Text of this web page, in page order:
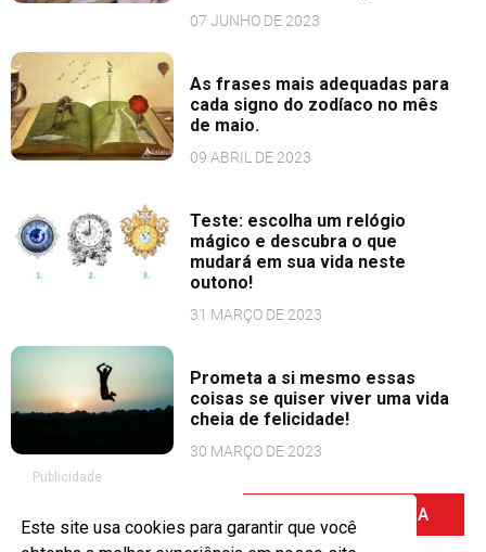
Este site usa cookies para garantir que você
07 JUNHO DE 2023
As frases mais adequadas para
cada signo do zodíaco no mês
de maio.
09 ABRIL DE 2023
Teste: escolha um relógio
mágico e descubra o que
mudará em sua vida neste
outono!
31 MARÇO DE 2023
Prometa a si mesmo essas
coisas se quiser viver uma vida
cheia de felicidade!
30 MARÇO DE 2023
PROSSIMA PAGINA
Publicidade